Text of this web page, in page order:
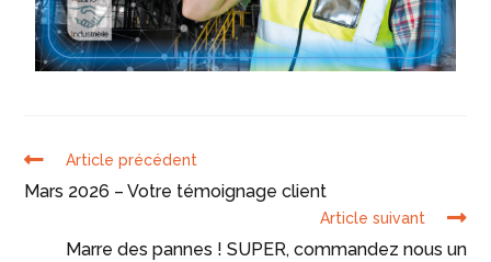
Article précédent
Mars 2026 – Votre témoignage client
Article suivant
Marre des pannes ! SUPER, commandez nous un